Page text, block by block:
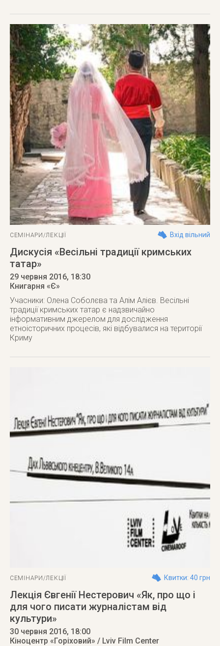
СЕМІНАРИ/ЛЕКЦІЇ Вхід вільний
Дискусія «Весільні традиції кримських
татар»
29 червня 2016, 18:30
Книгарня «Є»
Учасники: Олена Соболєва та Алім Алієв. Весільні
традиції кримських татар є надзвичайно
інформативним джерелом для дослідження
етноісторичних процесів, які відбувалися на території
Криму
СЕМІНАРИ/ЛЕКЦІЇ Квитки: 40 грн
Лекція Євгенії Нестерович «Як, про що і
для чого писати журналістам від
культури»
30 червня 2016, 18:00
Кіноцентр «Горіховий» / Lviv Film Center